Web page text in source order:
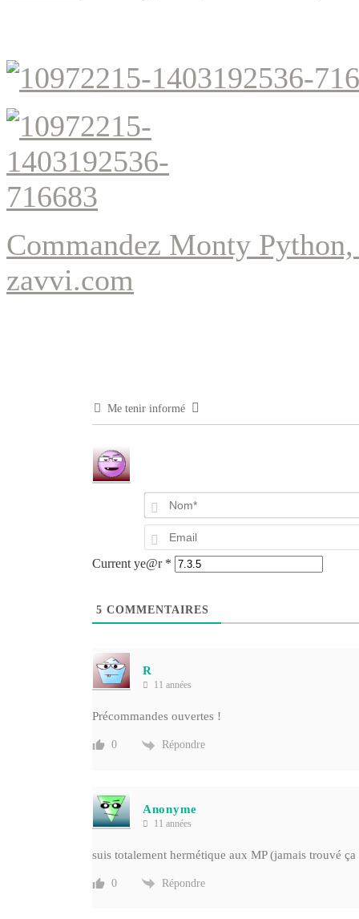
Commandez Monty
zavvi.com
Me tenir informé
Current ye@r *
5 COMMENTAIRES
R
11 années
Précommandes ouvertes !
0 Répondre
Anonyme
11 années
suis totalement hermétique aux MP (jamais trouvé
0 Répondre